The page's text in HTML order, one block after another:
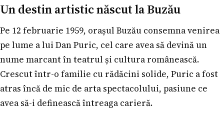
Un destin artistic născut la Buzău
Pe 12 februarie 1959, orașul Buzău consemna venirea
pe lume a lui Dan Puric, cel care avea să devină un
nume marcant în teatrul și cultura românească.
Crescut într-o familie cu rădăcini solide, Puric a fost
atras încă de mic de arta spectacolului, pasiune ce
avea să-i definească întreaga carieră.